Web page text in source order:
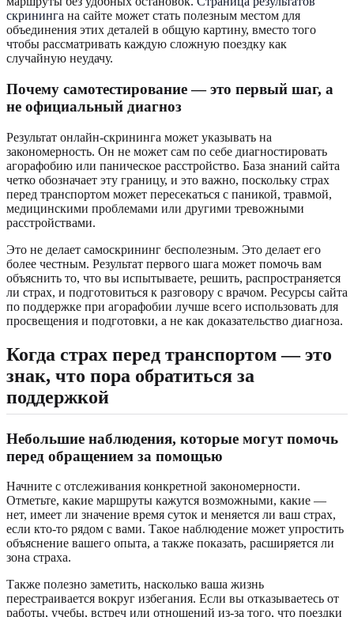
скрининга на сайте может стать полезным местом для
объединения этих деталей в общую картину, вместо того
чтобы рассматривать каждую сложную поездку как
случайную неудачу.
Почему самотестирование — это первый шаг, а
не официальный диагноз
Результат онлайн-скрининга может указывать на
закономерность. Он не может сам по себе диагностировать
агорафобию или паническое расстройство. База знаний сайта
четко обозначает эту границу, и это важно, поскольку страх
перед транспортом может пересекаться с паникой, травмой,
медицинскими проблемами или другими тревожными
расстройствами.
Это не делает самоскрининг бесполезным. Это делает его
более честным. Результат первого шага может помочь вам
объяснить то, что вы испытываете, решить, распространяется
ли страх, и подготовиться к разговору с врачом. Ресурсы сайта
по поддержке при агорафобии лучше всего использовать для
просвещения и подготовки, а не как доказательство диагноза.
Когда страх перед транспортом — это
знак, что пора обратиться за
поддержкой
Небольшие наблюдения, которые могут помочь
перед обращением за помощью
Начните с отслеживания конкретной закономерности.
Отметьте, какие маршруты кажутся возможными, какие —
нет, имеет ли значение время суток и меняется ли ваш страх,
если кто-то рядом с вами. Такое наблюдение может упростить
объяснение вашего опыта, а также показать, расширяется ли
зона страха.
Также полезно заметить, насколько ваша жизнь
перестраивается вокруг избегания. Если вы отказываетесь от
работы, учебы, встреч или отношений из-за того, что поездки